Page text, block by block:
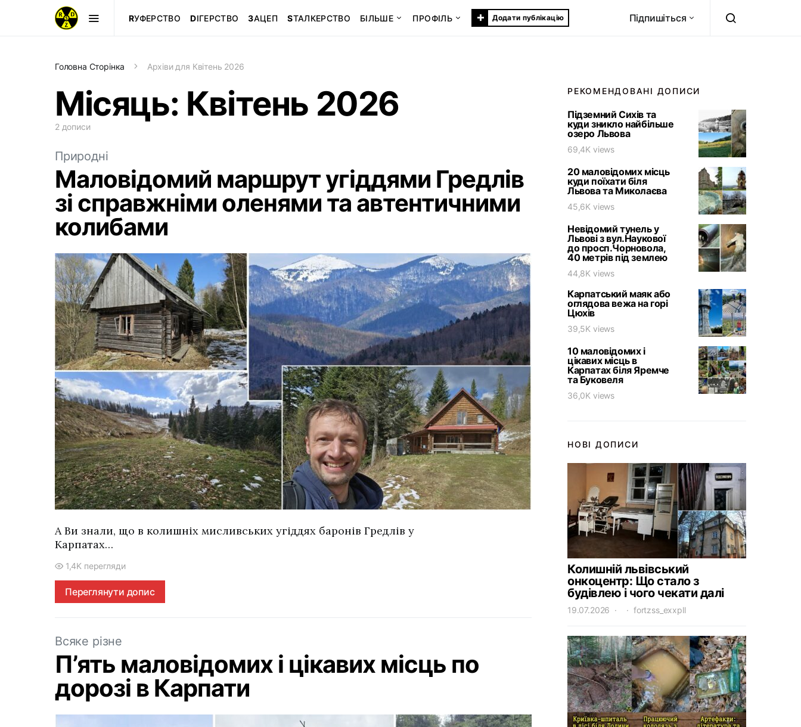
RУФЕРСТВО DІГЕРСТВО ЗАЦЕП SТАЛКЕРСТВО БІЛЬШЕ ПРОФІЛЬ + Додати публікацію Підпишіться
Головна Сторінка Архіви для Квітень 2026
Місяць: Квітень 2026
2 дописи
Природні
Маловідомий маршрут угіддями Гредлів
зі справжніми оленями та автентичними
колибами
А Ви знали, що в колишніх мисливських угіддях баронів Гредлів у
Карпатах…
1,4K перегляди
Переглянути допис
Всяке різне
П’ять маловідомих і цікавих місць по
дорозі в Карпати
РЕКОМЕНДОВАНІ ДОПИСИ
Підземний Сихів та
куди зникло найбільше
озеро Львова
69,4K views
20 маловідомих місць
куди поїхати біля
Львова та Миколаєва
45,6K views
Невідомий тунель у
Львові з вул.Наукової
до просп.Чорновола,
40 метрів під землею
44,8K views
Карпатський маяк або
оглядова вежа на горі
Цюхів
39,5K views
10 маловідомих і
цікавих місць в
Карпатах біля Яремче
та Буковеля
36,0K views
НОВІ ДОПИСИ
Колишній львівський
онкоцентр: Що стало з
будівлею і чого чекати далі
19.07.2026 fortzss_exxpll